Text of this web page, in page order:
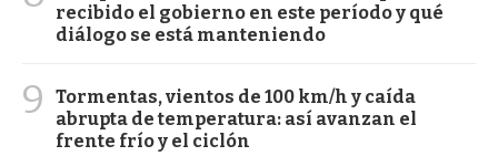
recibido el gobierno en este período y qué
diálogo se está manteniendo
9
Tormentas, vientos de 100 km/h y caída
abrupta de temperatura: así avanzan el
frente frío y el ciclón